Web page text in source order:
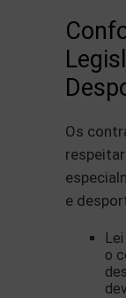
Os
e
o